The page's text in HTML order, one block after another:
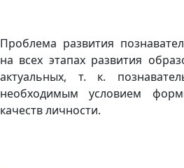
Проблема развития
на всех этапах развития
актуальных, т. к.
необходимым условием
качеств личности.